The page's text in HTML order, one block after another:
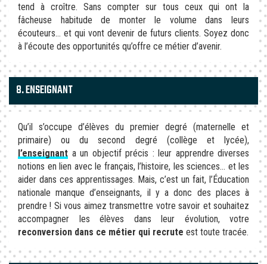
tend à croître. Sans compter sur tous ceux qui ont la
fâcheuse habitude de monter le volume dans leurs
écouteurs… et qui vont devenir de futurs clients. Soyez donc
à l’écoute des opportunités qu’offre ce métier d’avenir.
8. ENSEIGNANT
Qu’il s’occupe d’élèves du premier degré (maternelle et
primaire) ou du second degré (collège et lycée),
l’enseignant a un objectif précis : leur apprendre diverses
notions en lien avec le français, l’histoire, les sciences… et les
aider dans ces apprentissages. Mais, c’est un fait, l’Éducation
nationale manque d’enseignants, il y a donc des places à
prendre ! Si vous aimez transmettre votre savoir et souhaitez
accompagner les élèves dans leur évolution, votre
reconversion dans ce métier qui recrute est toute tracée.